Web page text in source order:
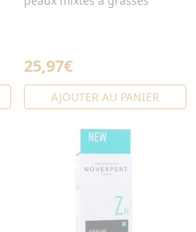
25,97€
AJOUTER AU PANIER